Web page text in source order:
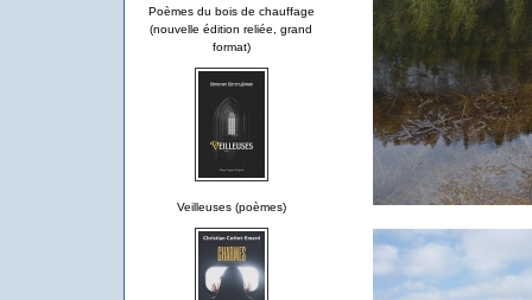
Poèmes du bois de chauffage
(nouvelle édition reliée, grand
format)
Veilleuses (poèmes)